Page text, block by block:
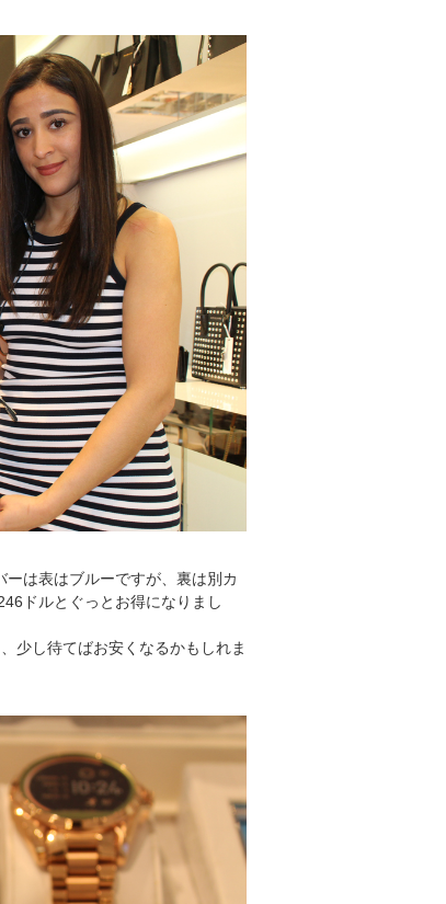
は表はブルーですが、裏は別カ
ドルとぐっとお得になりまし
少し待てばお安くなるかもしれま